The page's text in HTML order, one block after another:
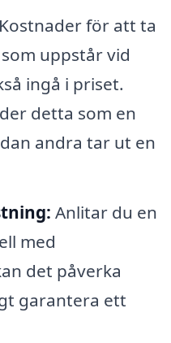
Kostnader för att ta
uppstår vid
ingå i priset.
detta som en
andra tar ut en
Anlitar du en
med
det påverka
garantera ett